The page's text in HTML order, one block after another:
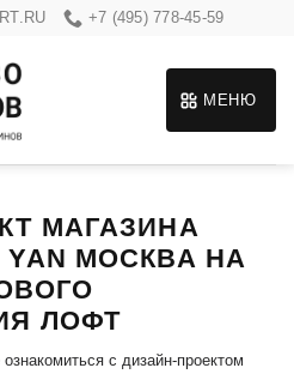
+7 (495) 778-45-59
МЕНЮ
МАГАЗИНА
МОСКВА НА
ЛОФТ
с дизайн-проектом